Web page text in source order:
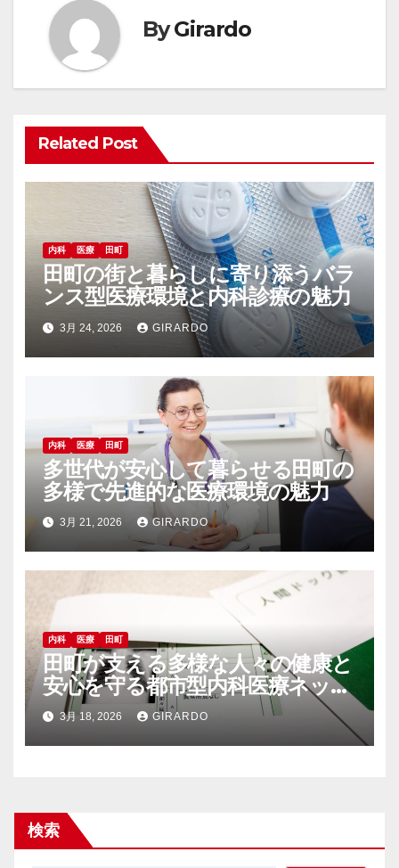
ゲ
ー
シ
ョ
ン
ByGirardo
Related Post
内科 医療 田町
田町の街と暮らしに寄り添うバラ
ンス型医療環境と内科診療の魅力
3月 24, 2026 GIRARDO
内科 医療 田町
多世代が安心して暮らせる田町の
多様で先進的な医療環境の魅力
3月 21, 2026 GIRARDO
内科 医療 田町
田町が支える多様な人々の健康と
安心を守る都市型内科医療ネット
ワーク
3月 18, 2026 GIRARDO
検索